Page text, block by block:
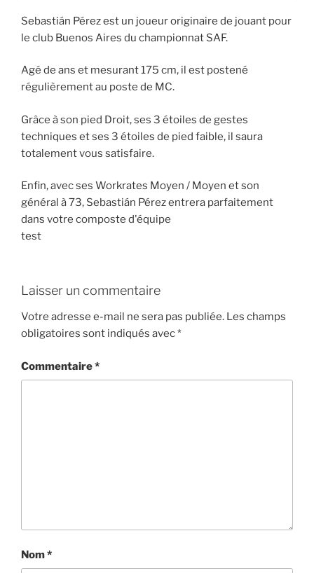
Sebastián Pérez est un joueur originaire de jouant pour
le club Buenos Aires du championnat SAF.
Agé de ans et mesurant 175 cm, il est postené
régulièrement au poste de MC.
Grâce à son pied Droit, ses 3 étoiles de gestes
techniques et ses 3 étoiles de pied faible, il saura
totalement vous satisfaire.
Enfin, avec ses Workrates Moyen / Moyen et son
général à 73, Sebastián Pérez entrera parfaitement
dans votre composte d'équipe
test
Laisser un commentaire
Votre adresse e-mail ne sera pas publiée. Les champs
obligatoires sont indiqués avec*
Commentaire*
Nom*